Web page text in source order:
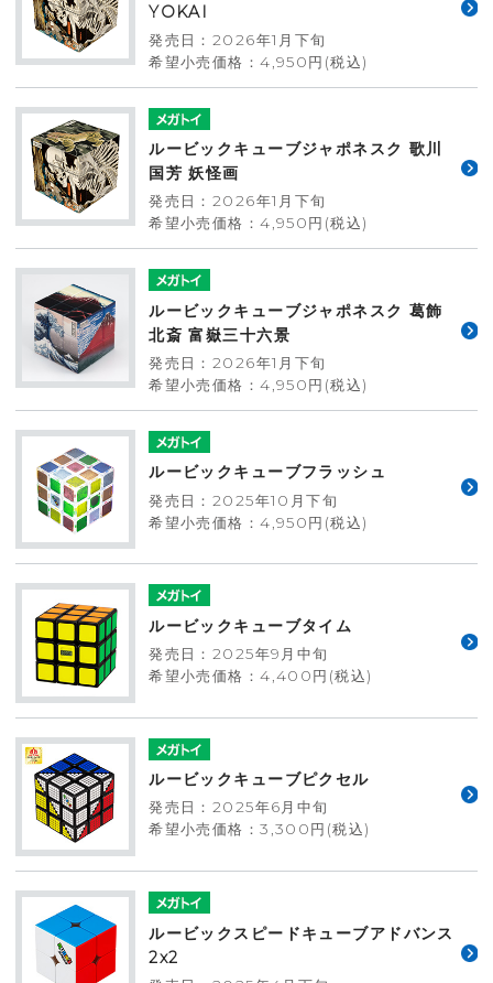
YOKAI
発売日：2026年1月下旬
希望小売価格：4,950円(税込)
ルービックキューブジャポネスク 歌川
国芳 妖怪画
発売日：2026年1月下旬
希望小売価格：4,950円(税込)
ルービックキューブジャポネスク 葛飾
北斎 富嶽三十六景
発売日：2026年1月下旬
希望小売価格：4,950円(税込)
ルービックキューブフラッシュ
発売日：2025年10月下旬
希望小売価格：4,950円(税込)
ルービックキューブタイム
発売日：2025年9月中旬
希望小売価格：4,400円(税込)
ルービックキューブピクセル
発売日：2025年6月中旬
希望小売価格：3,300円(税込)
ルービックスピードキューブアドバンス
2x2